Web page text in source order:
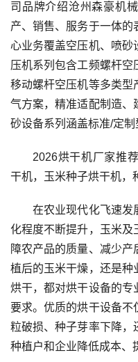
司品牌介绍沧州森豪机
产、销售、服务于一体
心业务覆盖空压机、喷砂
压机系列包含工频螺杆
移动螺杆空压机等多类型
气方案，精准适配制造、
砂设备系列涵盖标准/定
2026烘干机厂家推荐
干机，玉米种子烘干机，
在农业现代化飞速发
化程度不断提升，玉米
障农产品的质量、减少
植后的玉米干燥，还是种
烘干，都对烘干设备的专
要求。优质的烘干设备不
粒破损、种子芽率下降，
种植户和企业降低成本、